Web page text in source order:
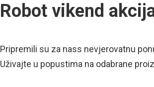
Robot vikend
Pripremili su za nass nevjerovatnu
Uživajte u popustima na odabrane